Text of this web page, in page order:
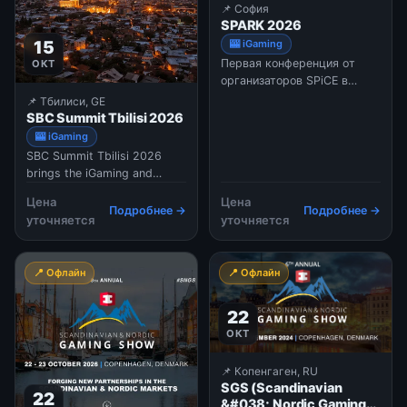
15
ОКТ
📌 Тбилиси, GE
SBC Summit Tbilisi 2026
🎰 iGaming
SBC Summit Tbilisi 2026
brings the iGaming and
Georgia’s capital, gathering
2,000 senior professionals
from Eastern Europe and
Central Asia for industry
discussions, networking, and
partnership-making. Hosted
at the Sherato
Цена
уточняется
Подробнее →
📌 София
SPARK 2026
🎰 iGaming
Первая конференция от
организаторов SPiCE в
комплаенс и нетворкинг.
Цена
уточняется
Подробнее →
📍 Офлайн
22
📍 Офлайн
22
ОКТ
📌 Копенгаген, RU
SGS (Scandinavian